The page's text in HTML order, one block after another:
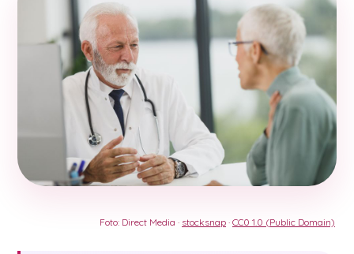
Foto: Direct Media · stocksnap · CC0 1.0 (Public Domain)